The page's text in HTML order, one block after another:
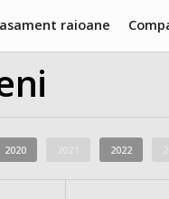
raioane
2020 2022